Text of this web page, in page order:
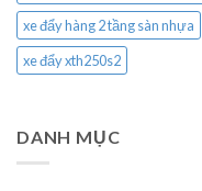
xe đẩy hàng 2 tầng sàn nhựa
xe đẩy xth250s2
DANH MỤC